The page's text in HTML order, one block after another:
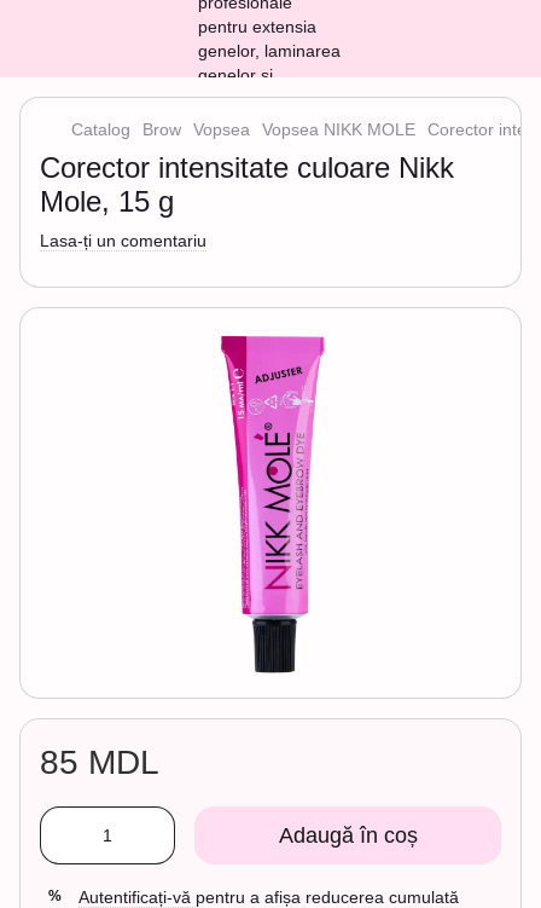
Catalog Brow Vopsea Vopsea NIKK MOLE Corector
Corector intensitate culoare Nikk
Mole, 15 g
Lasa-ți un comentariu
85 MDL
Adaugă în coș
% Autentificați-vă pentru a afișa reducerea cumulată